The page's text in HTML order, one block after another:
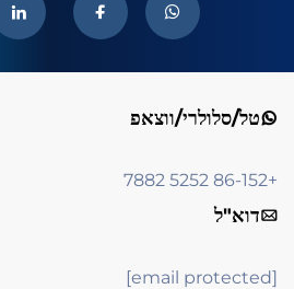
טל/סלולרי/ווצאפ
+86-152 5252 7882
דוא"ל
[email protected]